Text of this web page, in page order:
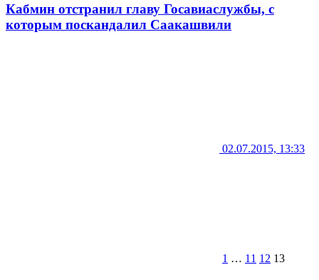
Кабмин отстранил главу Госавиаслужбы, с
которым поскандалил Саакашвили
02.07.2015, 13:33
1 … 11 12 13